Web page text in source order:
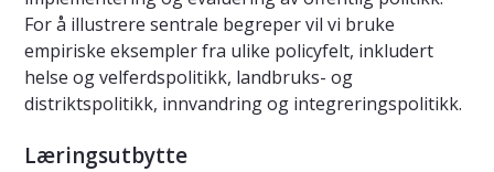
For å illustrere sentrale begreper vil vi bruke
empiriske eksempler fra ulike policyfelt, inkludert
helse og velferdspolitikk, landbruks- og
distriktspolitikk, innvandring og integreringspolitikk.
Læringsutbytte